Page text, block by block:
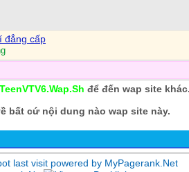
đẳng cấp
TeenVTV6.Wap.Sh để đến wap site
bất cứ nội dung nào wap site này.